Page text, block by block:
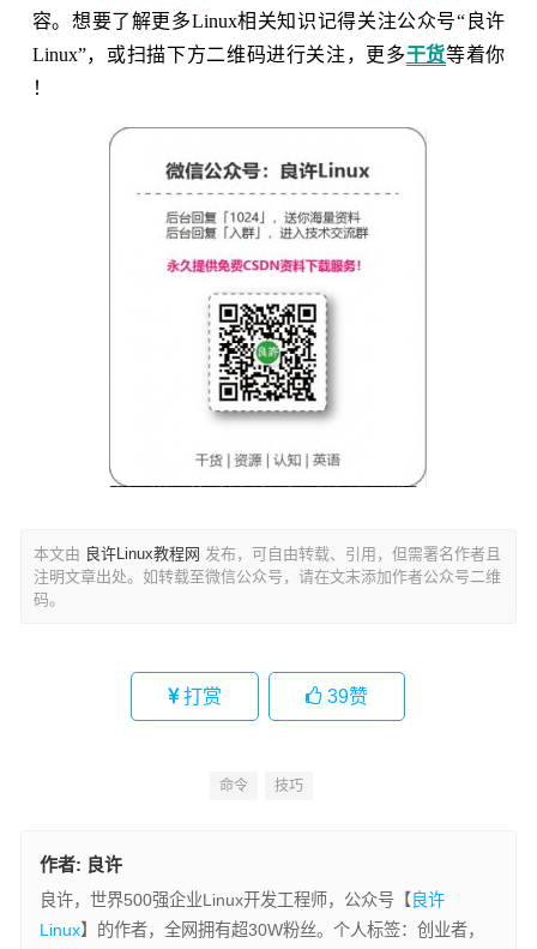
容。想要了解更多Linux相关知识记得关注公众号“良许
Linux”，或扫描下方二维码进行关注，更多干货等着你
！
本文由 良许Linux教程网 发布，可自由转载、引用，但需署名作者且
注明文章出处。如转载至微信公众号，请在文末添加作者公众号二维
码。
打赏 39赞
命令 技巧
作者: 良许
良许，世界500强企业Linux开发工程师，公众号【 良许
Linux】的作者，全网拥有超30W粉丝。个人标签：创业者，